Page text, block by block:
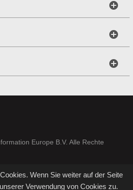
Europe B.V. Alle Rechte
Wenn Sie weiter auf der Seite
Verwendung von Cookies zu.